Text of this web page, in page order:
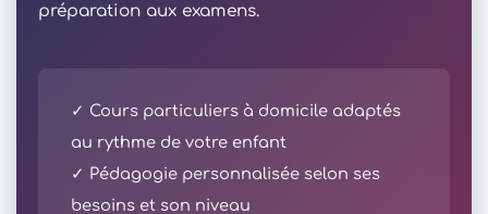
préparation aux examens.
✓ Cours particuliers à domicile adaptés
au rythme de votre enfant
✓ Pédagogie personnalisée selon ses
besoins et son niveau